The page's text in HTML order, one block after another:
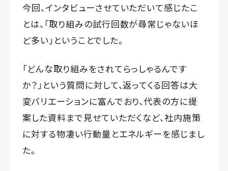
今回、インタビューさせていただいて感じたこ
とは、「取り組みの試行回数が尋常じゃないほ
ど多い」ということでした。
「どんな取り組みをされてらっしゃるんです
か？」という質問に対して、返ってくる回答は大
変バリエーションに富んでおり、代表の方に提
案した資料まで見せていただくなど、社内施策
に対する物凄い行動量とエネルギーを感じまし
た。